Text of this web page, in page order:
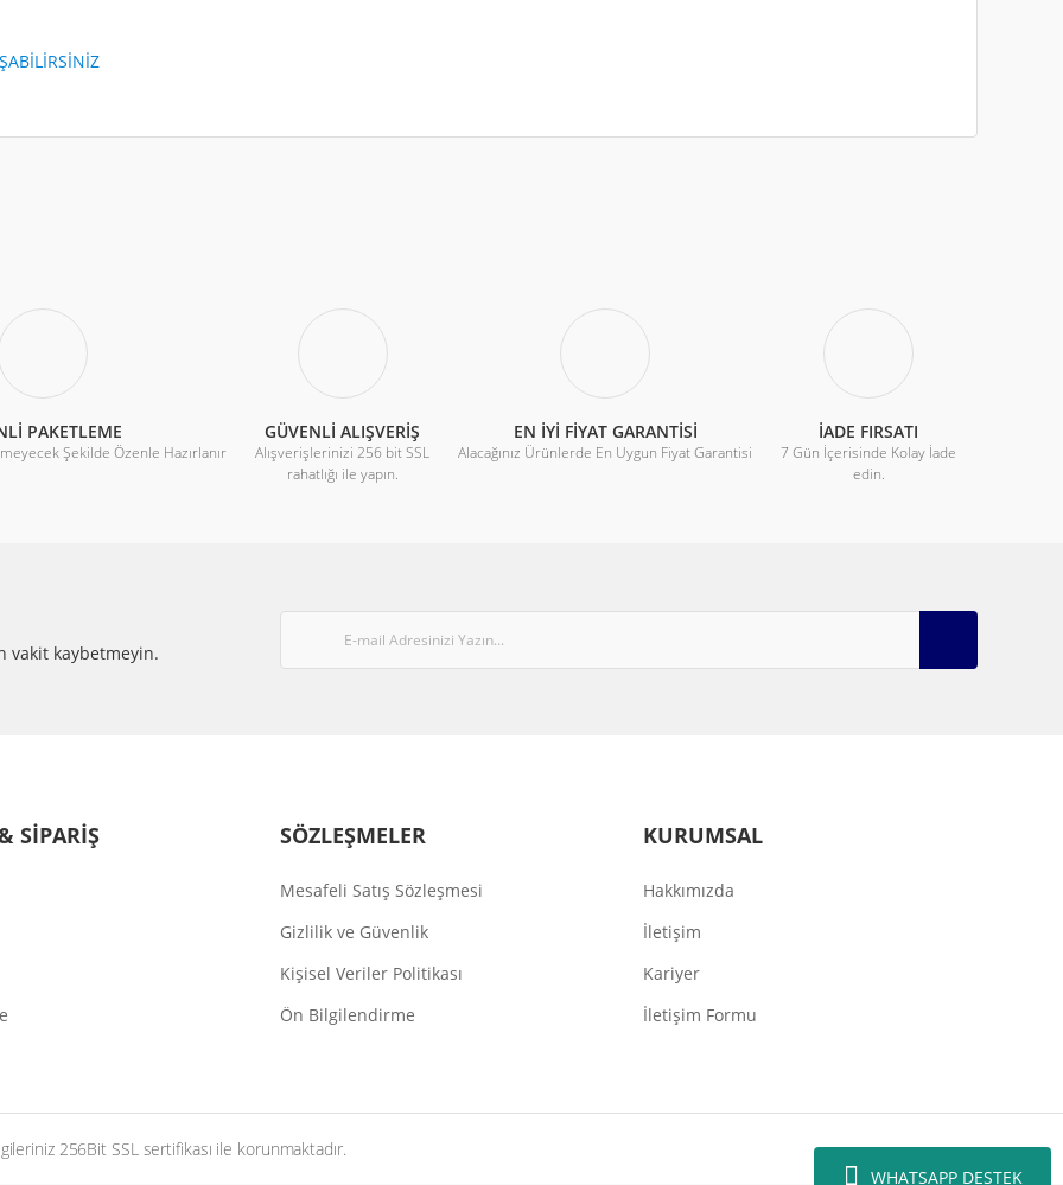
WHATSAPP DESTEK
60ºC (140ºF)
14.6 mm
LISTED
Gönder
PAKETLEME
Şekilde Özenle Hazırlanır
GÜVENLİ ALIŞVERİŞ
Alışverişlerinizi 256 bit SSL
rahatlığı ile yapın.
EN İYİ FİYAT GARANTİSİ
Alacağınız Ürünlerde En Uygun Fiyat Garantisi
İADE FIRSATI
7 Gün İçerisinde Kolay İade
edin.
vakit kaybetmeyin.
SİPARİŞ SÖZLEŞMELER
Mesafeli Satış Sözleşmesi
Gizlilik ve Güvenlik
Kişisel Veriler Politikası
Ön Bilgilendirme
KURUMSAL
Hakkımızda
İletişim
Kariyer
İletişim Formu
256Bit SSL sertifikası ile korunmaktadır.